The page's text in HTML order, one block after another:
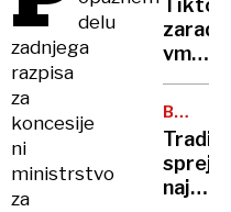
delu
zadnjega
razpisa
za
koncesije
ni
ministrstvo
za
Kosor
Tiktok
zaradi
v
volitve
zaprl
račune
–
BRDO
PRI
KRANJU